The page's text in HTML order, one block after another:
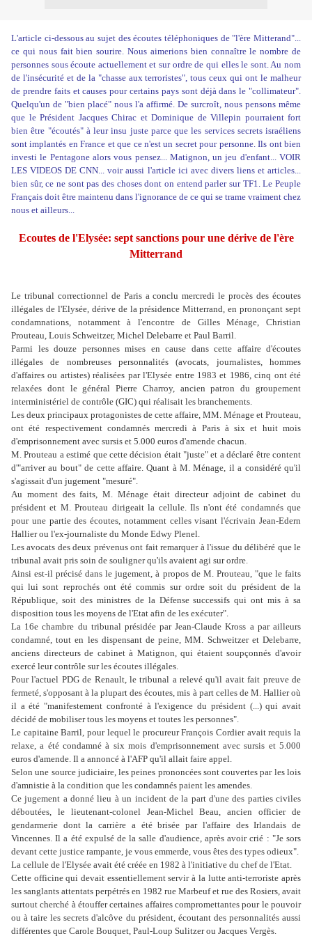
L'article ci-dessous au sujet des écoutes téléphoniques de "l'ère Mitterand"...
ce qui nous fait bien sourire. Nous aimerions bien connaître le nombre de
personnes sous écoute actuellement et sur ordre de qui elles le sont. Au nom
de l'insécurité et de la "chasse aux terroristes", tous ceux qui ont le malheur
de prendre faits et causes pour certains pays sont déjà dans le "collimateur".
Quelqu'un de "bien placé" nous l'a affirmé. De surcroît, nous pensons même
que le Président Jacques Chirac et Dominique de Villepin pourraient fort
bien être "écoutés" à leur insu juste parce que les services secrets israéliens
sont implantés en France et que ce n'est un secret pour personne. Ils ont bien
investi le Pentagone alors vous pensez... Matignon, un jeu d'enfant... VOIR
LES VIDEOS DE CNN... voir aussi l'articleici avec divers liens et articles...
bien sûr, ce ne sont pas des choses dont on entend parler sur TF1. Le Peuple
Français doit être maintenu dans l'ignorance de ce qui se trame vraiment chez
nous et ailleurs...
Ecoutes de l'Elysée: sept sanctions pour une dérive de l'ère
Mitterrand
Le tribunal correctionnel de Paris a conclu mercredi le procès des écoutes
illégales de l'Elysée, dérive de la présidence Mitterrand, en prononçant sept
condamnations, notamment à l'encontre de Gilles Ménage, Christian
Prouteau, Louis Schweitzer, Michel Delebarre et Paul Barril.
Parmi les douze personnes mises en cause dans cette affaire d'écoutes
illégales de nombreuses personnalités (avocats, journalistes, hommes
d'affaires ou artistes) réalisées par l'Elysée entre 1983 et 1986, cinq ont été
relaxées dont le général Pierre Charroy, ancien patron du groupement
interministériel de contrôle (GIC) qui réalisait les branchements.
Les deux principaux protagonistes de cette affaire, MM. Ménage et Prouteau,
ont été respectivement condamnés mercredi à Paris à six et huit mois
d'emprisonnement avec sursis et 5.000 euros d'amende chacun.
M. Prouteau a estimé que cette décision était "juste" et a déclaré être content
d'"arriver au bout" de cette affaire. Quant à M. Ménage, il a considéré qu'il
s'agissait d'un jugement "mesuré".
Au moment des faits, M. Ménage était directeur adjoint de cabinet du
président et M. Prouteau dirigeait la cellule. Ils n'ont été condamnés que
pour une partie des écoutes, notamment celles visant l'écrivain Jean-Edern
Hallier ou l'ex-journaliste du Monde Edwy Plenel.
Les avocats des deux prévenus ont fait remarquer à l'issue du délibéré que le
tribunal avait pris soin de souligner qu'ils avaient agi sur ordre.
Ainsi est-il précisé dans le jugement, à propos de M. Prouteau, "que le faits
qui lui sont reprochés ont été commis sur ordre soit du président de la
République, soit des ministres de la Défense successifs qui ont mis à sa
disposition tous les moyens de l'Etat afin de les exécuter".
La 16e chambre du tribunal présidée par Jean-Claude Kross a par ailleurs
condamné, tout en les dispensant de peine, MM. Schweitzer et Delebarre,
anciens directeurs de cabinet à Matignon, qui étaient soupçonnés d'avoir
exercé leur contrôle sur les écoutes illégales.
Pour l'actuel PDG de Renault, le tribunal a relevé qu'il avait fait preuve de
fermeté, s'opposant à la plupart des écoutes, mis à part celles de M. Hallier où
il a été "manifestement confronté à l'exigence du président (...) qui avait
décidé de mobiliser tous les moyens et toutes les personnes".
Le capitaine Barril, pour lequel le procureur François Cordier avait requis la
relaxe, a été condamné à six mois d'emprisonnement avec sursis et 5.000
euros d'amende. Il a annoncé à l'AFP qu'il allait faire appel.
Selon une source judiciaire, les peines prononcées sont couvertes par les lois
d'amnistie à la condition que les condamnés paient les amendes.
Ce jugement a donné lieu à un incident de la part d'une des parties civiles
déboutées, le lieutenant-colonel Jean-Michel Beau, ancien officier de
gendarmerie dont la carrière a été brisée par l'affaire des Irlandais de
Vincennes. Il a été expulsé de la salle d'audience, après avoir crié : "Je sors
devant cette justice rampante, je vous emmerde, vous êtes des types odieux".
La cellule de l'Elysée avait été créée en 1982 à l'initiative du chef de l'Etat.
Cette officine qui devait essentiellement servir à la lutte anti-terroriste après
les sanglants attentats perpétrés en 1982 rue Marbeuf et rue des Rosiers, avait
surtout cherché à étouffer certaines affaires compromettantes pour le pouvoir
ou à taire les secrets d'alcôve du président, écoutant des personnalités aussi
différentes que Carole Bouquet, Paul-Loup Sulitzer ou Jacques Vergès.